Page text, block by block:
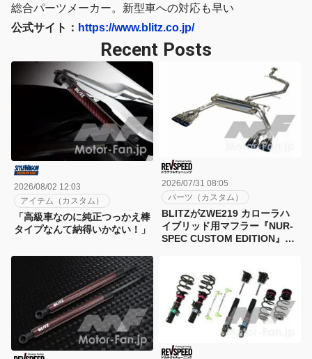
総合パーツメーカー。新型車への対応も早い
公式サイト： https://www.blitz.co.jp/
Recent Posts
2026/08/02 12:03
アイテム（カスタム）
「高級車なのに純正つっかえ棒
タイプなんて納得いかない！」
2026/07/31 08:05
パーツ（カスタム）
BLITZがZWE219 カローラハ
イブリッド用マフラー『NUR-
SPEC CUSTOM EDITION』を